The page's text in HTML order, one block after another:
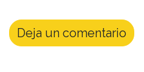
Deja un comentario